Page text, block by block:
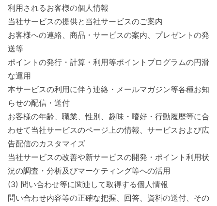
利用されるお客様の個人情報
当社サービスの提供と当社サービスのご案内
お客様への連絡、商品・サービスの案内、プレゼントの発
送等
ポイントの発行・計算・利用等ポイントプログラムの円滑
な運用
本サービスの利用に伴う連絡・メールマガジン等各種お知
らせの配信・送付
お客様の年齢、職業、性別、趣味・嗜好・行動履歴等に合
わせて当社サービスのページ上の情報、サービスおよび広
告配信のカスタマイズ
当社サービスの改善や新サービスの開発・ポイント利用状
況の調査・分析及びマーケティング等への活用
(3) 問い合わせ等に関連して取得する個人情報
問い合わせ内容等の正確な把握、回答、資料の送付、その